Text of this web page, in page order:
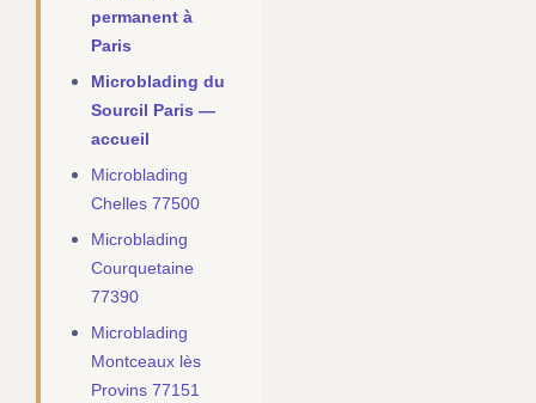
permanent à
Paris
Microblading du
Sourcil Paris —
accueil
Microblading
Chelles 77500
Microblading
Courquetaine
77390
Microblading
Montceaux lès
Provins 77151